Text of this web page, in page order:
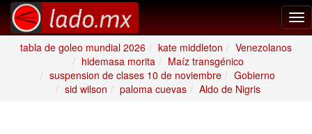
tabla de goleo mundial 2026
kate middleton
Venezolanos
hidemasa morita
Maíz transgénico
suspension de clases 10 de noviembre
Gobierno
sid wilson
paloma cuevas Aldo de Nigris